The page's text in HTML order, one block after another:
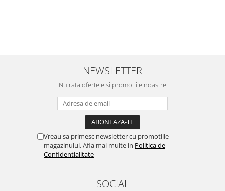
NEWSLETTER
Nu rata ofertele si promotiile noastre
Vreau sa primesc newsletter cu promotiile
magazinului. Afla mai multe in Politica de
Confidentialitate
SOCIAL